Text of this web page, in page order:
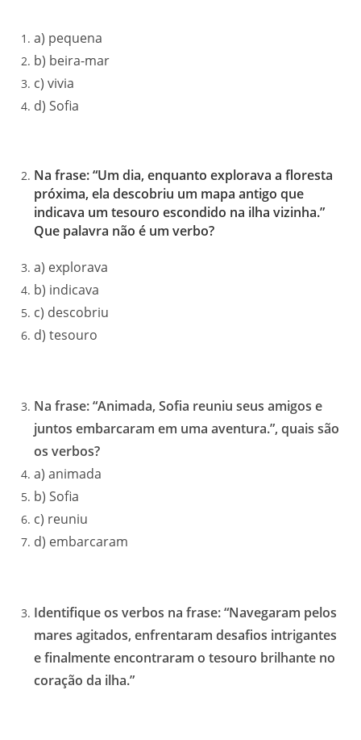
a) pequena
b) beira-mar
c) vivia
d) Sofia
Na frase: “Um dia, enquanto explorava a floresta
próxima, ela descobriu um mapa antigo que
indicava um tesouro escondido na ilha vizinha.”
Que palavra não é um verbo?
a) explorava
b) indicava
c) descobriu
d) tesouro
Na frase: “Animada, Sofia reuniu seus amigos e
juntos embarcaram em uma aventura.”, quais são
os verbos?
a) animada
b) Sofia
c) reuniu
d) embarcaram
Identifique os verbos na frase: “Navegaram pelos
mares agitados, enfrentaram desafios intrigantes
e finalmente encontraram o tesouro brilhante no
coração da ilha.”